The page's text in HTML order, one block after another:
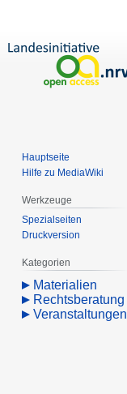
Hauptseite
Hilfe zu MediaWiki
Werkzeuge
Spezialseiten
Druckversion
Kategorien
Materialien
Rechtsberatung
Veranstaltungen